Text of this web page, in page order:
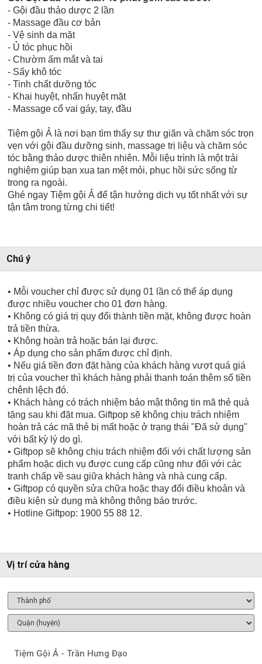
- Gội đầu thảo dược 2 lần
- Massage đầu cơ bản
- Vệ sinh da mặt
- Ủ tóc phục hồi
- Chườm ấm mắt và tai
- Sấy khô tóc
- Tinh chất dưỡng tóc
- Khai huyệt, nhấn huyệt mặt
- Massage cổ vai gáy, tay, đầu
Tiệm gội Ả là nơi bạn tìm thấy sự thư giãn và chăm sóc trọn
vẹn với gội đầu dưỡng sinh, massage trị liệu và chăm sóc
tóc bằng thảo dược thiên nhiên. Mỗi liệu trình là một trải
nghiệm giúp bạn xua tan mệt mỏi, phục hồi sức sống từ
trong ra ngoài.
Ghé ngay Tiệm gội Ả để tận hưởng dịch vụ tốt nhất với sự
tận tâm trong từng chi tiết!
Chú ý
• Mỗi voucher chỉ được sử dụng 01 lần có thể áp dụng
được nhiều voucher cho 01 đơn hàng.
• Không có giá trị quy đổi thành tiền mặt, không được hoàn
trả tiền thừa.
• Không hoàn trả hoặc bán lại được.
• Áp dụng cho sản phẩm được chỉ định.
• Nếu giá tiền đơn đặt hàng của khách hàng vượt quá giá
trị của voucher thì khách hàng phải thanh toán thêm số tiền
chênh lệch đó.
• Khách hàng có trách nhiệm bảo mật thông tin mã thẻ quà
tặng sau khi đặt mua. Giftpop sẽ không chịu trách nhiệm
hoàn trả các mã thẻ bị mất hoặc ở trạng thái "Đã sử dụng"
với bất kỳ lý do gì.
• Giftpop sẽ không chịu trách nhiệm đối với chất lượng sản
phẩm hoặc dịch vụ được cung cấp cũng như đối với các
tranh chấp về sau giữa khách hàng và nhà cung cấp.
• Giftpop có quyền sửa chữa hoặc thay đổi điều khoản và
điều kiện sử dụng mà không thông báo trước.
• Hotline Giftpop: 1900 55 88 12.
Vị trí cửa hàng
Tiệm Gội Ả - Trần Hưng Đạo